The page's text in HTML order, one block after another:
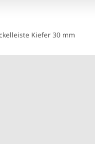
Kiefer 30 mm